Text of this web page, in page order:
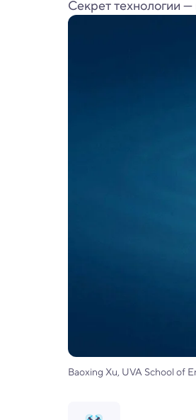
Секрет технологии
Baoxing Xu, UVA School of